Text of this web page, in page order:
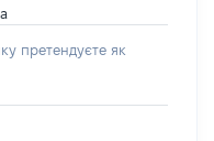
претендуєте як